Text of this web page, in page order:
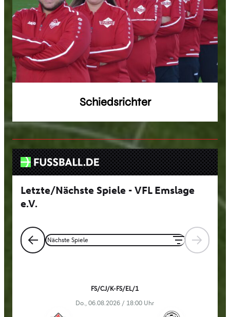
Schiedsrichter